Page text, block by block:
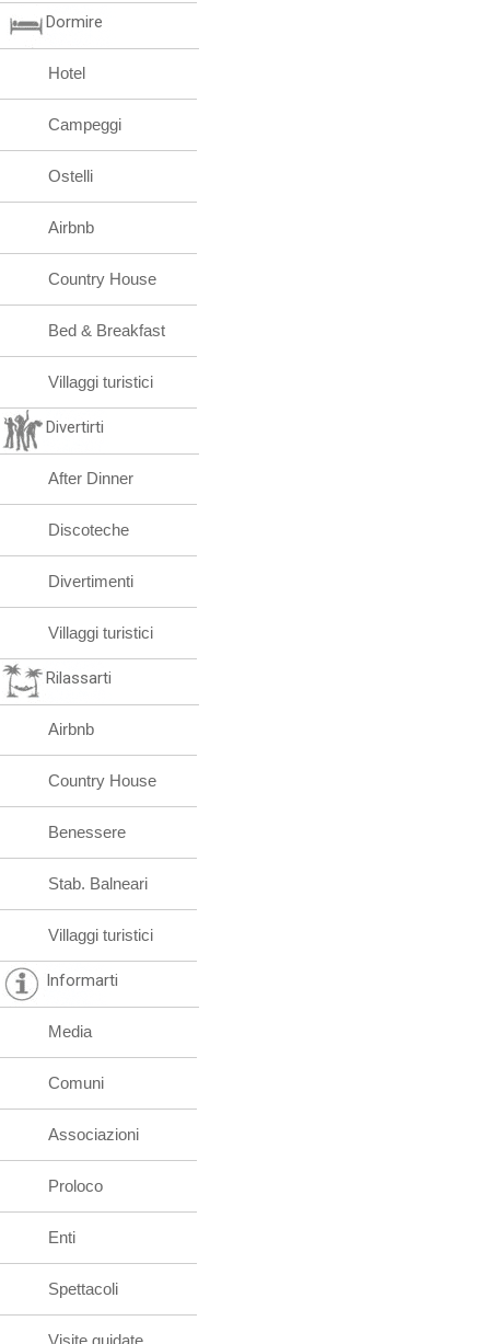
Dormire
Hotel
Campeggi
Ostelli
Airbnb
Country House
Bed & Breakfast
Villaggi turistici
Divertirti
After Dinner
Discoteche
Divertimenti
Villaggi turistici
Rilassarti
Airbnb
Country House
Benessere
Stab. Balneari
Villaggi turistici
Informarti
Media
Comuni
Associazioni
Proloco
Enti
Spettacoli
Visite guidate